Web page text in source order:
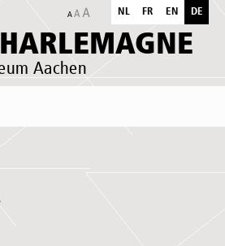
Aachen
NL FR EN DE